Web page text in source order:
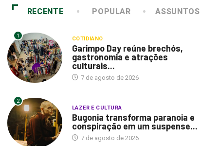
RECENTE POPULAR ASSUNTOS
1 COTIDIANO
Garimpo Day reúne brechós,
gastronomia e atrações
culturais...
7 de agosto de 2026
2
LAZER E CULTURA
Bugonia transforma paranoia e
conspiração em um suspense...
7 de agosto de 2026